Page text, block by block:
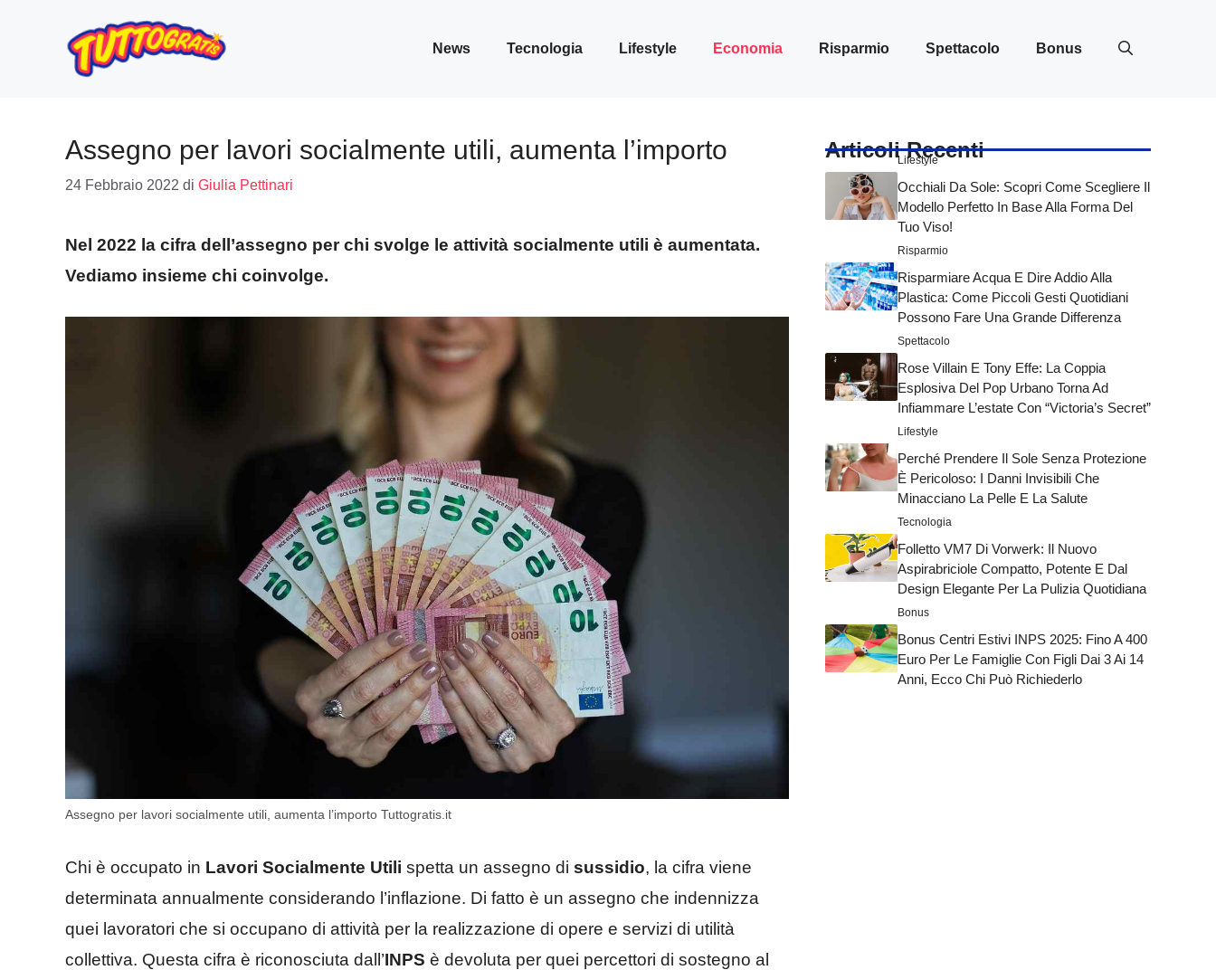
contenuto
News Tecnologia Lifestyle Economia Risparmio Spettacolo Bonus
Assegno per lavori socialmente utili, aumenta l’importo
24 Febbraio 2022 di Giulia Pettinari
Nel 2022 la cifra dell’assegno per chi svolge le attività socialmente utili è aumentata.
Vediamo insieme chi coinvolge.
Assegno per lavori socialmente utili, aumenta l’importo Tuttogratis.it
Chi è occupato in Lavori Socialmente Utili spetta un assegno di sussidio, la cifra viene
determinata annualmente considerando l’inflazione. Di fatto è un assegno che indennizza
quei lavoratori che si occupano di attività per la realizzazione di opere e servizi di utilità
collettiva. Questa cifra è riconosciuta dall’INPS è devoluta per quei percettori di sostegno al
Articoli Recenti
Lifestyle
Occhiali Da Sole: Scopri Come Scegliere Il
Modello Perfetto In Base Alla Forma Del
Tuo Viso!
Risparmio
Risparmiare Acqua E Dire Addio Alla
Plastica: Come Piccoli Gesti Quotidiani
Possono Fare Una Grande Differenza
Spettacolo
Rose Villain E Tony Effe: La Coppia
Esplosiva Del Pop Urbano Torna Ad
Infiammare L’estate Con “Victoria’s Secret”
Lifestyle
Perché Prendere Il Sole Senza Protezione
È Pericoloso: I Danni Invisibili Che
Minacciano La Pelle E La Salute
Tecnologia
Folletto VM7 Di Vorwerk: Il Nuovo
Aspirabriciole Compatto, Potente E Dal
Design Elegante Per La Pulizia Quotidiana
Bonus
Bonus Centri Estivi INPS 2025: Fino A 400
Euro Per Le Famiglie Con Figli Dai 3 Ai 14
Anni, Ecco Chi Può Richiederlo